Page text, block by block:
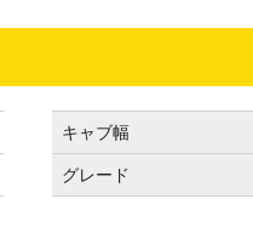
キャブ幅
グレード